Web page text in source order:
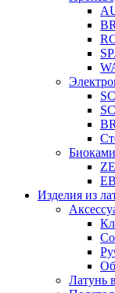
Изделия из
Латунь